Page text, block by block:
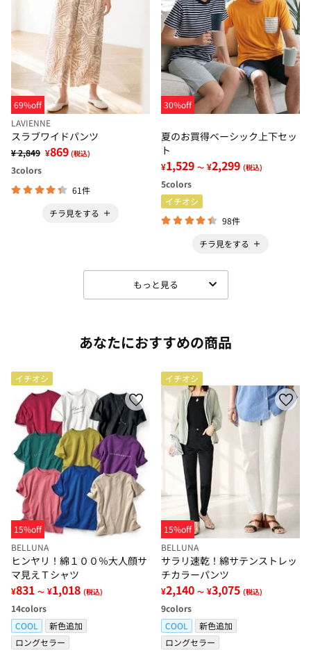
69%off
LAVIENNE
スラブワイドパンツ
¥ 2,849 ¥869 (税込)
3colors
61件
チラ見をする
30%off
夏のお買得ベーシック上下セッ
ト
¥1,529 ～ ¥2,299 (税込)
5colors
イチオシ
98件
チラ見をする
もっと見る
あなたにおすすめの商品
イチオシ
15%off
BELLUNA
ヒンヤリ！綿１００％大人顔サ
マ見えＴシャツ
¥831 ～ ¥1,018 (税込)
14colors
COOL
新色追加
ロングセラー
イチオシ
15%off
BELLUNA
サラリ速乾！綿サテンストレッ
チカラーパンツ
¥2,140 ～ ¥3,075 (税込)
9colors
COOL
新色追加
ロングセラー